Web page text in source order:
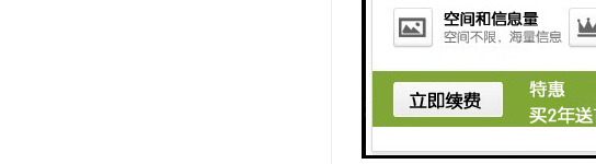
交流充电桩正好满足这一